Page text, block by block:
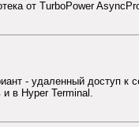
от TurboPower
- удаленный доступ к
в Hyper Terminal.